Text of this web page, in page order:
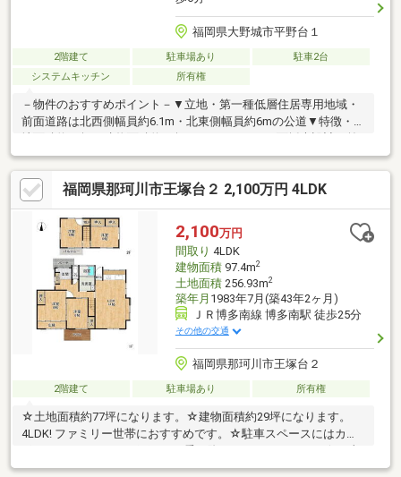
福岡県大野城市平野台１
2階建て 駐車場あり
駐車2台
システムキッチン
所有権
－物件のおすすめポイント－▼立地・第一種低層住居専用地域・
前面道路は北西側幅員約6.1m・北東側幅員約6mの公道▼特徴・敷
地面積約77坪、建物面積約41坪の5LDK・LDKは3面採光設計・前
面に窓のある壁付キッチン、床下収納・勝手口有・和室約8帖は広
縁・床の間付・書斎(約3.2帖)有・各洋室・和室に収納有・玄関ホ
ールは吹抜け仕様・駐車2台可能(車種による)▼周辺環境・平野台
ふれあい公園 徒歩3分(約230m)・ウエルシアプラス大野城若草店
徒歩11分(約810m)■ ご希望の住まい探しをお手伝いします物件の
詳細・ご相談はお気軽にお問い合わせください。
福岡県那珂川市王塚台２ 2,100万円 4LDK
2,100万円
間取り 4LDK
建物面積97.4m2
土地面積256.93m2
築年月 1983年7月(築43年2ヶ月)
ＪＲ博多南線 博多南駅 徒歩25分
その他の交通
福岡県那珂川市王塚台２
2階建て 駐車場あり 所有権
☆土地面積約77坪になります。☆建物面積約29坪になります。
4LDK! ファミリー世帯におすすめです。☆駐車スペースにはカー
たり＆通風良好な土地でお洗濯物もすぐ乾きます。☆南面に庭が